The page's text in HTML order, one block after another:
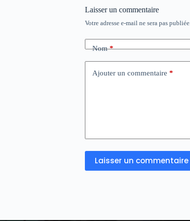
Laisser un commentaire
Votre adresse e-mail ne sera pas publiée.
Nom*
Ajouter un commentaire *
Laisser un commentaire